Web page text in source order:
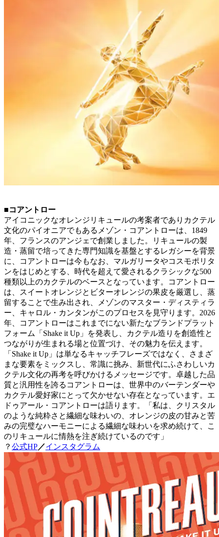
■コアントロー
アイコニックなオレンジリキュールの考案者でありカクテル
文化のパイオニアでもあるメゾン・コアントローは、1849
年、フランスのアンジェで創業しました。リキュールの製
造・蒸留で培ってきた専門知識を基盤とするレガシーを背景
に、コアントローは今もなお、マルガリータやコスモポリタ
ンをはじめとする、時代を超えて愛されるクラシックな500
種類以上のカクテルのベースとなっています。コアントロー
は、スイートオレンジとビターオレンジの果皮を厳選し、蒸
留することで生み出され、メゾンのマスター・ディスティラ
ー、キャロル・カンタンがこのプロセスを見守ります。2026
年、コアントローはこれまでにない新たなブランドプラット
フォーム「Shake it Up」を発表し、カクテル造りを創造性と
つながりが生まれる場と位置づけ、その魅力を伝えます。
「Shake it Up」は単なるキャッチフレーズではなく、さまざ
まな要素をミックスし、常識に挑み、新世代にふさわしいカ
クテル文化の再考を呼びかけるメッセージです。卓越した品
質と汎用性を誇るコアントローは、世界中のバーテンダーや
カクテル愛好家にとって欠かせない存在となっています。エ
ドゥアール・コアントローは語ります。「私は、クリスタル
のような純粋さと繊細な味わいの、オレンジの皮の甘みと苦
みの完璧なハーモニーによる繊細な味わいを求め続けて、こ
のリキュールに情熱を注ぎ続けているのです」
？ 公式HP／インスタグラム